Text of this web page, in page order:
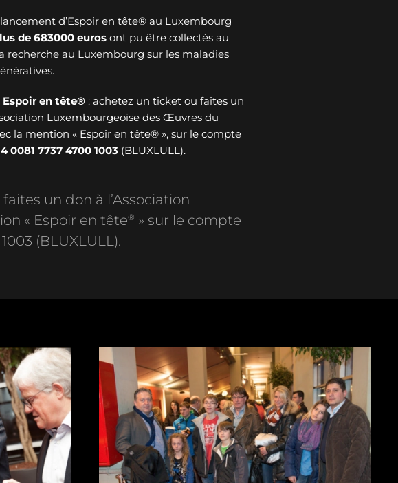
d’Espoir en tête® au Luxembourg
de 683000 euros ont pu être collectés au
recherche au Luxembourg sur les maladies
Espoir en tête® : achetez un ticket ou faites un
Luxembourgeoise des Œuvres du
la mention « Espoir en tête® », sur le compte
0081 7737 4700 1003 (BLUXLULL).
un don à l’Association
« Espoir en tête® » sur le compte
(BLUXLULL).